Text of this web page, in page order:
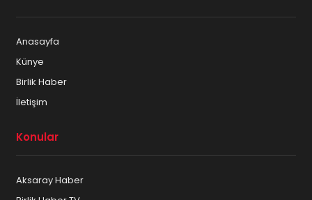
Anasayfa
Künye
Birlik Haber
İletişim
Konular
Aksaray Haber